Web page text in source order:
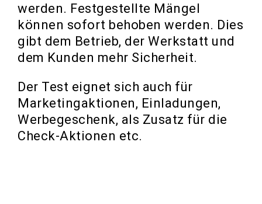
werden. Festgestellte Mängel
können sofort behoben werden. Dies
gibt dem Betrieb, der Werkstatt und
dem Kunden mehr Sicherheit.
Der Test eignet sich auch für
Marketingaktionen, Einladungen,
Werbegeschenk, als Zusatz für die
Check-Aktionen etc.